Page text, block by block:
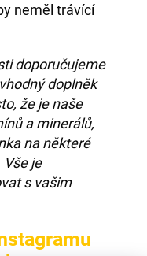
neměl trávící
doporučujeme
doplněk
že je naše
a minerálů,
na některé
je
s vašim